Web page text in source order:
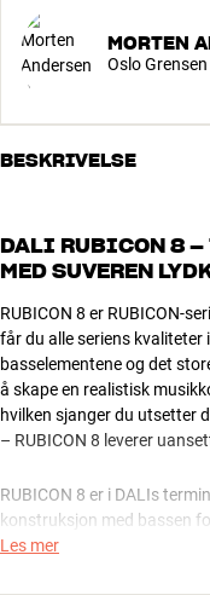
MORTEN
Oslo Grensen
BESKRIVELSE
DALI RUBICON 8 –
MED SUVEREN
RUBICON 8 er RUBICON-
får du alle seriens
basselementene og det
å skape en realistisk
hvilken sjanger du utsetter
– RUBICON 8 leverer
RUBICON 8 er i DALIs
konstruksjon med bassen
nederste er laget så det
Les mer